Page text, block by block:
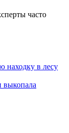
часто
находку в лесу
выкопала